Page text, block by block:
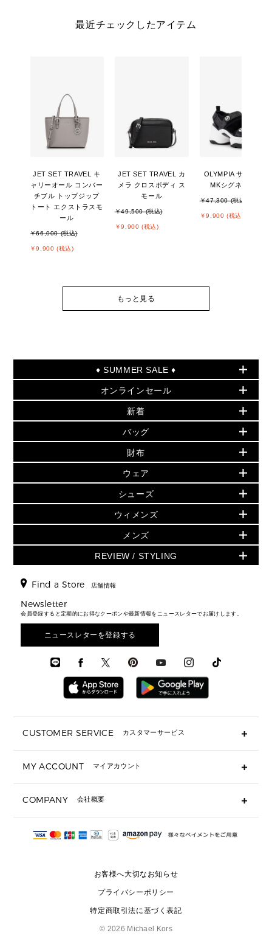
最近チェックしたアイテム
JET SET TRAVEL キ
ャリーオール コンバー
チブル トップジップ
トート エクストラスモ
ール
￥66,000 (税込)
￥9,900 (税込)
JET SET TRAVEL カ
メラ クロスボディ ス
モール
￥49,500 (税込)
￥9,900 (税込)
OLYMPIA サンダル -
MKシグネチャー
￥47,300 (税込)
￥9,900 (税込)
もっと見る
♦ SUMMER SALE ♦
セールおすすめアイテム
▶ ウィメンズ
バッグ
小物
シューズ・靴
ウェア
アクセサリー
時計
▶ メンズ
バッグ
ウェア
アクセサリー
オンラインセール
PRODUCT OF THE MONTH - 今月の特別価格
再値下げアイテム
追加アイテム
▶ ウィメンズすべて(ウェア・シューズ除く)
バッグ
財布・小物
ウェア
シューズ
時計・ジュエリー
アクセサリー
メンズ バッグ
メンズ 財布・小物
メンズ シューズ
メンズ ウェア
メンズ 時計・その他
新着
夏のスタイル
▶ すべて
▶ ウィメンズすべて
財布・小物
アクセサリー
フレグランス
シューズ
▶ メンズすべて
メンズ財布・小物
メンズアクセサリー
メンズウェア
バッグ
人気の定番アイテム
日本限定 - バッグ
▶ ウィメンズすべて
トートバッグ
ショルダーバッグ
クロスボディ・斜め掛け
トラベル
3 IN 1 / 2 IN 1 バッグ
▶ メンズすべて
財布
日本限定 - 財布・小物
▶ ウィメンズすべて
GREENWICH
折り財布(二つ折り・三つ折り)
長財布
▶ メンズすべて
ウェア
▶ ウィメンズすべて
トップス
スカート・パンツ
ジャケット・アウター
▶ メンズすべて
シューズ
▶ ウィメンズすべて
サンダル
スニーカー
▶ メンズすべて
ウィメンズ
人気の定番アイテム
▶ ウィメンズすべて
▶ バッグすべて
通勤・通学アイテム
3 IN 1 バッグ
ミニ財布・フラグメントケース
▶ 小物すべて
定期ケース・カードケース・名刺入れ
サンダル
スニーカー
▶ ウェア
メンズ
▶ メンズすべて
財布・小物
時計・ジュエリー
アクセサリー
REVIEW / STYLING
エディターレビュー
Find a Store 店舗情報
Newsletter
会員登録すると定期的にお得なクーポンや最新情報をニュースレターでお届けします。
ニュースレターを登録する
CUSTOMER SERVICE カスタマーサービス
ギフト用にラッピングができますか？
ショッピングバッグを購入商品分送ってもらえますか？
注文後に完了メールが受信できないのですが？
サイズ交換はできますか？
MY ACCOUNT マイアカウント
COMPANY 会社概要
会社概要
お客様へ大切なお知らせ
プライバシーポリシー
特定商取引法に基づく表記
© 2026 Michael Kors